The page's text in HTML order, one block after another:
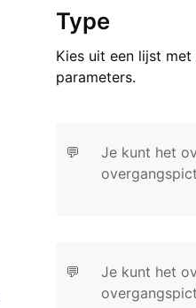
Type
Kies uit een lijst
parameters.
💬
Je kunt het
💬
Je kunt het